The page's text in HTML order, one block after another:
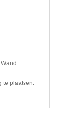
te plaatsen.